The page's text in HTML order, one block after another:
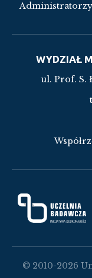
Administratorzy
WYDZIAŁ
ul. Prof. S.
© 2010-2026